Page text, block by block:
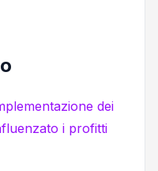
dei
i profitti